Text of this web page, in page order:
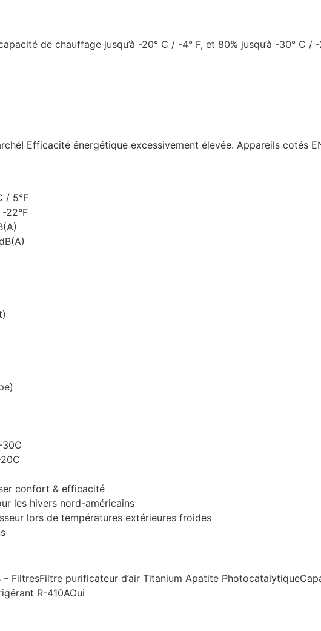
de chauffage jusqu’à -20° C / -4° F, et 80% jusqu’à -30° C / -
Efficacité énergétique excessivement élevée. Appareils cotés
/ 5°F
22°F
30C
confort & efficacité
les hivers nord-américains
lors de températures extérieures froides
– FiltresFiltre purificateur d’air Titanium Apatite
R-410AOui